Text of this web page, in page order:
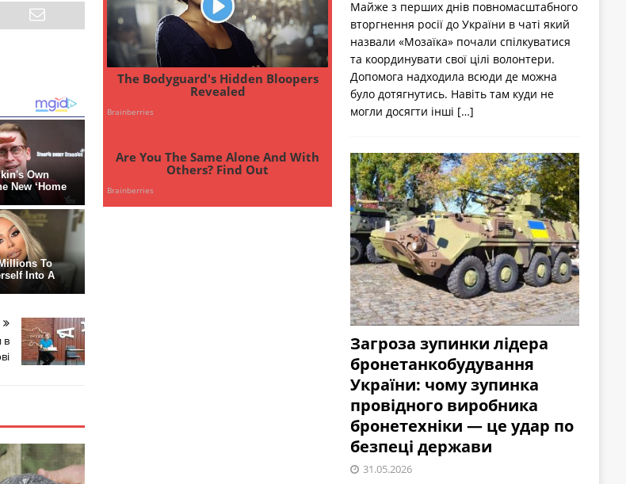
в
Майже з перших днів повномасштабного
вторгнення росії до України в чаті який
назвали «Мозаїка» почали спілкуватися
та координувати свої цілі волонтери.
Допомога надходила всюди де можна
було дотягнутись. Навіть там куди не
могли досягти інші […]
Загроза зупинки лідера
бронетанкобудування
України: чому зупинка
провідного виробника
бронетехніки — це удар по
безпеці держави
31.05.2026